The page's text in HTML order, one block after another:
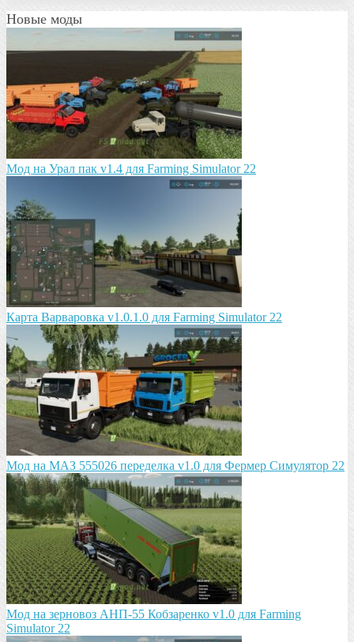
Новые моды
Мод на Урал пак v1.4 для Farming Simulator 22
Карта Варваровка v1.0.1.0 для Farming Simulator 22
Мод на МАЗ 555026 пeрeдeлка v1.0 для Фермер Симулятор 22
Мод на зeрновоз АНП-55 Кобзарeнко v1.0 для Farming
Simulator 22